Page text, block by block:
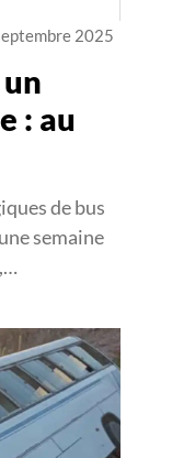
2025
: au
de bus
semaine